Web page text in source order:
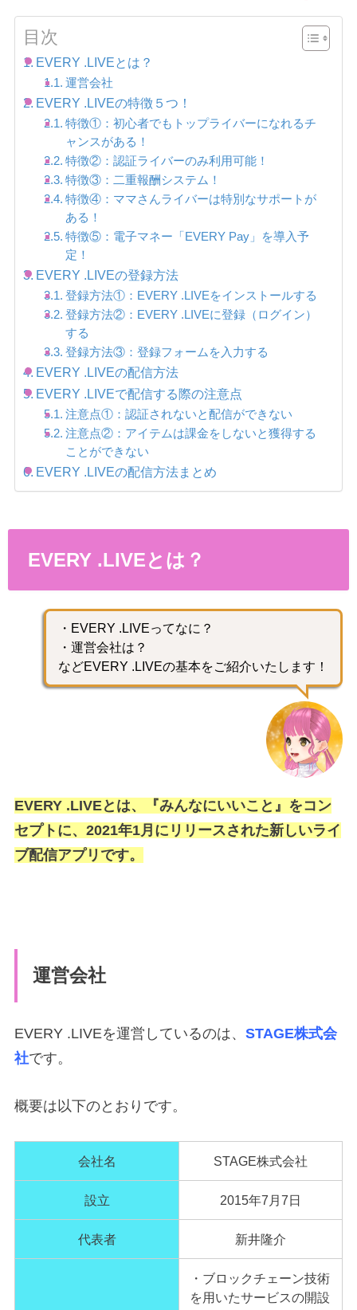
目次
EVERY .LIVEとは？
運営会社
EVERY .LIVEの特徴５つ！
特徴①：初心者でもトップライバーになれるチ
ャンスがある！
特徴②：認証ライバーのみ利用可能！
特徴③：二重報酬システム！
特徴④：ママさんライバーは特別なサポートが
ある！
特徴⑤：電子マネー「EVERY Pay」を導入予
定！
EVERY .LIVEの登録方法
登録方法①：EVERY .LIVEをインストールする
登録方法②：EVERY .LIVEに登録（ログイン）
する
登録方法③：登録フォームを入力する
EVERY .LIVEの配信方法
EVERY .LIVEで配信する際の注意点
注意点①：認証されないと配信ができない
注意点②：アイテムは課金をしないと獲得する
ことができない
EVERY .LIVEの配信方法まとめ
EVERY .LIVEとは？
・EVERY .LIVEってなに？
・運営会社は？
などEVERY .LIVEの基本をご紹介いたします！
EVERY .LIVEとは、『みんなにいいこと』をコン
セプトに、2021年1月にリリースされた新しいライ
ブ配信アプリです。
運営会社
EVERY .LIVEを運営しているのは、 STAGE株式会
社です。
概要は以下のとおりです。
会社名 STAGE株式会社
設立 2015年7月7日
代表者 新井隆介
・ブロックチェーン技術
を用いたサービスの開設